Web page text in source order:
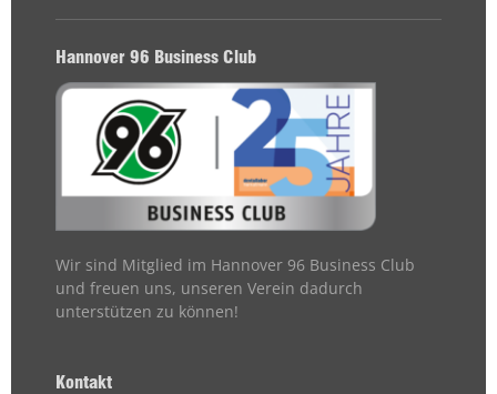
Hannover 96 Business Club
Wir sind Mitglied im Hannover 96 Business Club
und freuen uns, unseren Verein dadurch
unterstützen zu können!
Kontakt